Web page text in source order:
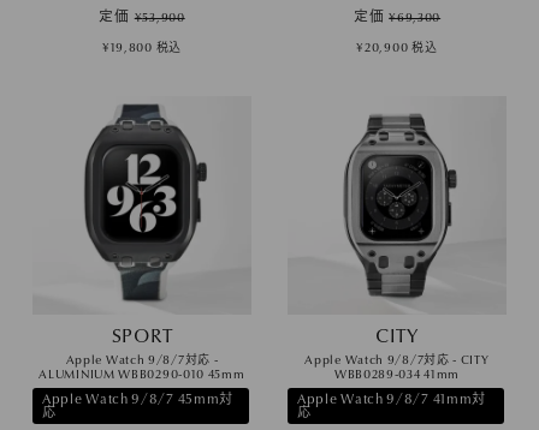
定価 ¥53,900
¥19,800 税込
定価 ¥69,300
¥20,900 税込
SPORT
Apple Watch 9/8/7対応 -
ALUMINIUM WBB0290-010 45mm
Apple Watch 9/8/7 45mm対
応
CITY
Apple Watch 9/8/7対応 - CITY
WBB0289-034 41mm
Apple Watch 9/8/7 41mm対
応